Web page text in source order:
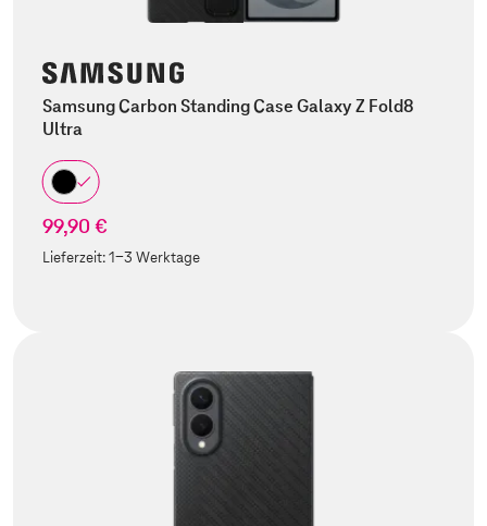
Samsung Carbon Standing Case Galaxy Z Fold8
Ultra
99,90 €
Lieferzeit:1-3 Werktage